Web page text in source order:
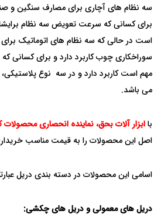
سه نظام های آچاری برای مصارف سنگین و
برای کسانی که سرعت تعویض سه نظام
است در حالی که سه نظام های اتوماتیک
سوراخکاری چوب کاربرد دارد و برای کسانی
مهم است کاربرد دارد و در سه نوع
می باشد.
باابزار آلات بحق، نماینده انحصاری
اصل این محصولات را به قیمت مناسب
اسامی این محصولات در دسته بندی دریل
دریل های معمولی و دریل های چکشی: